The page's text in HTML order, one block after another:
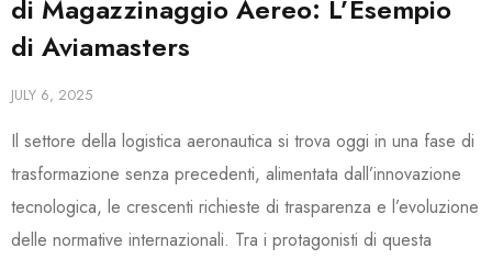
di Magazzinaggio Aereo: L’Esempio
di Aviamasters
JULY 6, 2025
Il settore della logistica aeronautica si trova oggi in una fase di
trasformazione senza precedenti, alimentata dall’innovazione
tecnologica, le crescenti richieste di trasparenza e l’evoluzione
delle normative internazionali. Tra i protagonisti di questa